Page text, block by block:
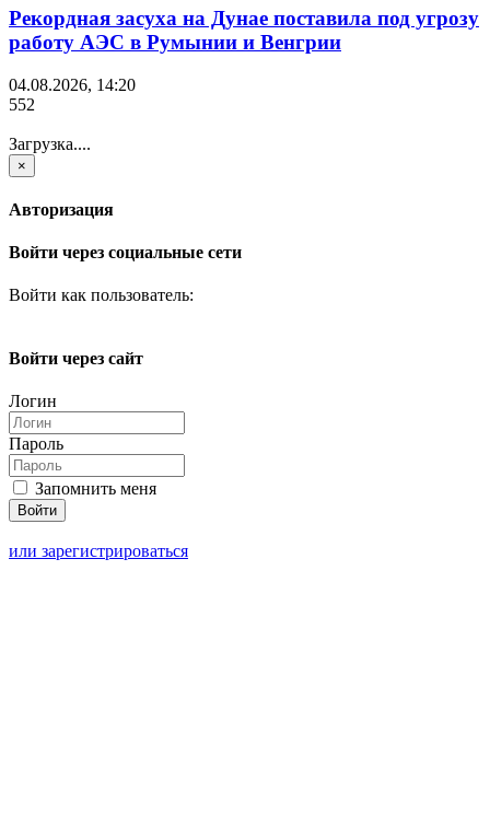
Рекордная засуха на Дунае поставила под угрозу
работу АЭС в Румынии и Венгрии
04.08.2026, 14:20
552
Загрузка....
×
Авторизация
Войти через социальные сети
Войти как пользователь:
Войти через сайт
Логин
Пароль
Запомнить меня
или зарегистрироваться